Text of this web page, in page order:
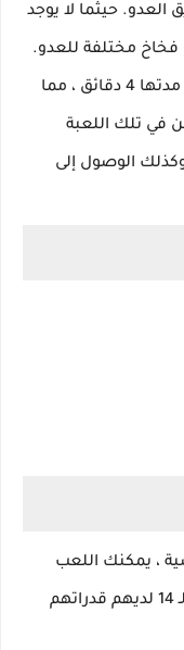
العدو. حيثما لا يوجد
مختلفة للعدو.
عند انتهاء وقت الردهة تبدأ اللعبة ، وهي مدتها 4 دقائق ، مما
ستتمكن في تلك اللعبة
الوصول إلى
، ستحصل على 14 شخصية ، يمكنك اللعب
منها باختيار أي شخص. هؤلاء العملاء الـ 14 لديهم قدراتهم